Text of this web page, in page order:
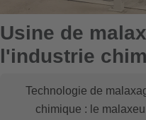
Usine de
l'industrie
Technologie de
chimique : le